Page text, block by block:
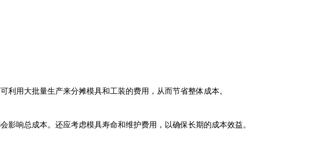
用大批量生产来分摊模具和工装的费用，从而节省整体成本。
响总成本。还应考虑模具寿命和维护费用，以确保长期的成本效益。